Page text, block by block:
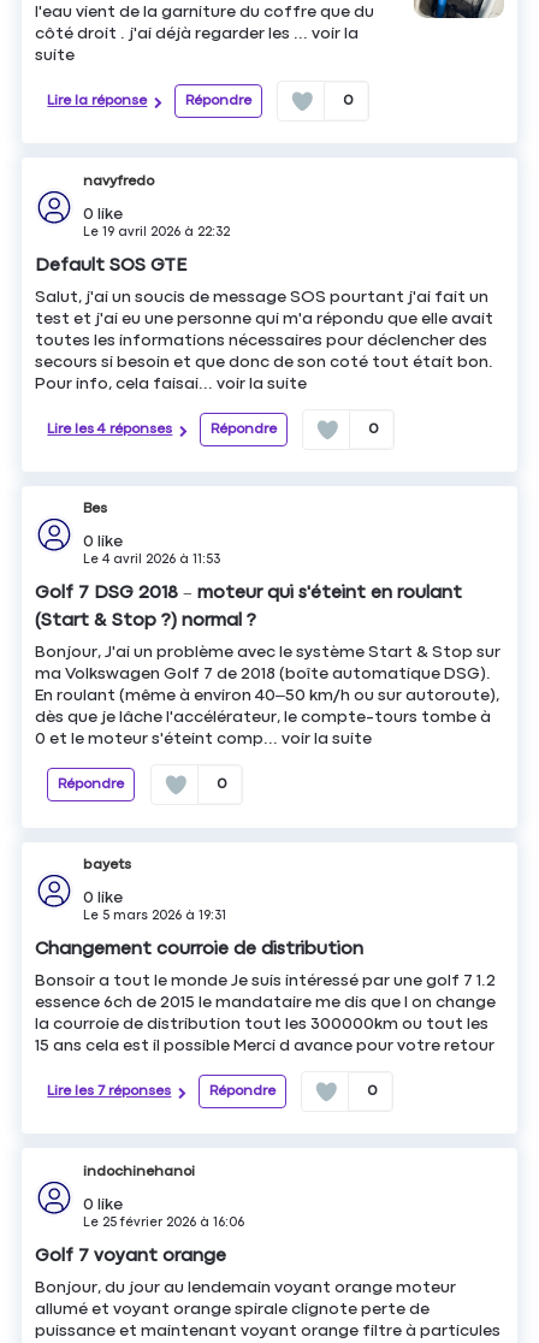
l'eau vient de la garniture du coffre que du
côté droit . j'ai déjà regarder les ...voir la
suite
Lire la réponse Répondre 0
navyfredo
0 like
Le19 avril 2026 à 22:32
Default SOS GTE
Salut, j'ai un soucis de message SOS pourtant j'ai fait un
test et j'ai eu une personne qui m'a répondu que elle avait
toutes les informations nécessaires pour déclencher des
secours si besoin et que donc de son coté tout était bon.
Pour info, cela faisai...voir la suite
Lire les 4 réponses Répondre 0
Bes
0 like
Le4 avril 2026 à11:53
Golf 7 DSG 2018 – moteur qui s'éteint en roulant
(Start & Stop ?) normal ?
Bonjour, J'ai un problème avec le système Start & Stop sur
ma Volkswagen Golf 7 de 2018 (boîte automatique DSG).
En roulant (même à environ 40–50 km/h ou sur autoroute),
dès que je lâche l'accélérateur, le compte-tours tombe à
0 et le moteur s'éteint comp...voir la suite
Répondre 0
bayets
0 like
Le5 mars 2026 à19:31
Changement courroie de distribution
Bonsoir a tout le monde Je suis intéressé par une golf 7 1.2
essence 6ch de 2015 le mandataire me dis que l on change
la courroie de distribution tout les 300000km ou tout les
15 ans cela est il possible Merci d avance pour votre retour
Lire les 7 réponses Répondre 0
indochinehanoi
0 like
Le 25 février 2026 à16:06
Golf 7 voyant orange
Bonjour, du jour au lendemain voyant orange moteur
allumé et voyant orange spirale clignote perte de
puissance et maintenant voyant orange filtre à particules